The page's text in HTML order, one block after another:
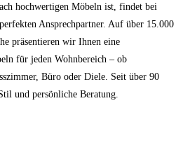
hochwertigen Möbeln ist, findet bei
Ansprechpartner. Auf über 15.000
präsentieren wir Ihnen eine
für jeden Wohnbereich – ob
Büro oder Diele. Seit über 90
und persönliche Beratung.